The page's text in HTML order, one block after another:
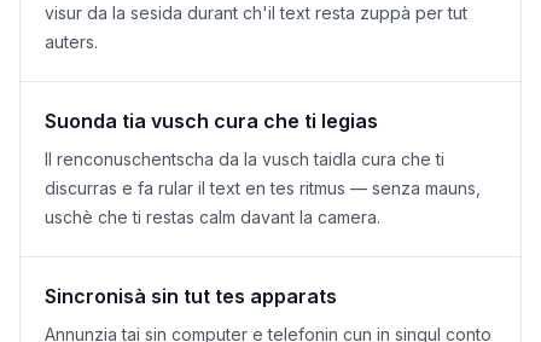
visur da la sesida durant ch'il text resta zuppà per tut
auters.
Suonda tia vusch cura che ti legias
Il renconuschentscha da la vusch taidla cura che ti
discurras e fa rular il text en tes ritmus — senza mauns,
uschè che ti restas calm davant la camera.
Sincronisà sin tut tes apparats
Annunzia tai sin computer e telefonin cun in singul conto